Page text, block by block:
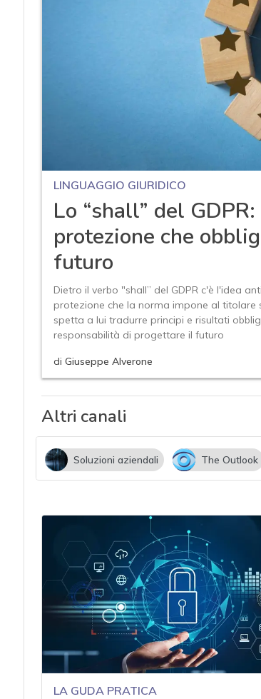
LINGUAGGIO GIURIDICO
Lo “shall” del
protezione che
futuro
Dietro il verbo "shall” del GDPR c'è l'idea
protezione che la norma impone al titolare
spetta a lui tradurre principi e risultati
responsabilità di progettare il futuro
di Giuseppe Alverone
Altri canali
Soluzioni aziendali The Outlook
LA GUDA PRATICA